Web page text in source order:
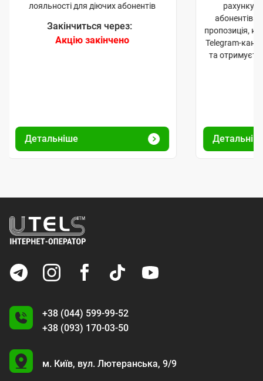
лояльності для діючих абонентів
Закінчиться через:
Акцію закінчено
Детальніше
рахунку
абонентів.
пропозиція,
Telegram-
та
+38 (044) 599-99-52
+38 (093) 170-03-50
U
м. Київ, вул. Лютеранська, 9/9